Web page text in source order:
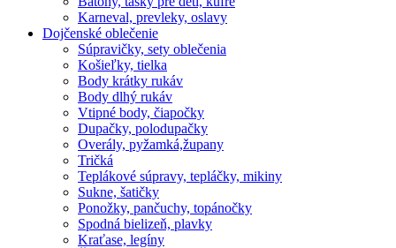
Karneval, prevleky, oslavy
Dojčenské oblečenie
Súpravičky, sety oblečenia
Košieľky, tielka
Body krátky rukáv
Body dlhý rukáv
Vtipné body, čiapočky
Dupačky, polodupačky
Overály, pyžamká,župany
Tričká
Teplákové súpravy, tepláčky, mikiny
Sukne, šatičky
Ponožky, pančuchy, topánočky
Spodná bielizeň, plavky
Kraťase, legíny